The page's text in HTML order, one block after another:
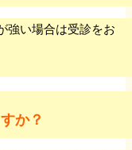
強い場合は受診をお
か？